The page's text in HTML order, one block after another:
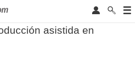
asistida en